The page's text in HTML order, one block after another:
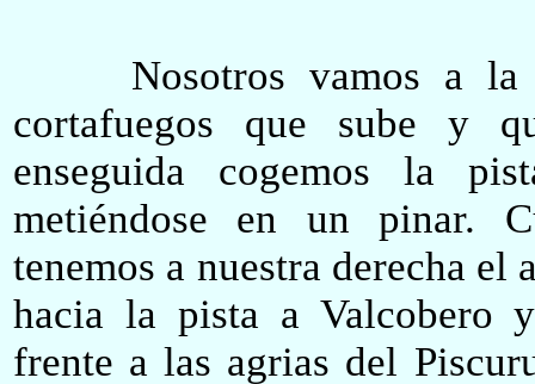
Nosotros vamos a la
cortafuegos que sube y
enseguida cogemos la
metiéndose en un pinar.
tenemos a nuestra derecha el
hacia la pista a Valcobero
frente a las agrias del